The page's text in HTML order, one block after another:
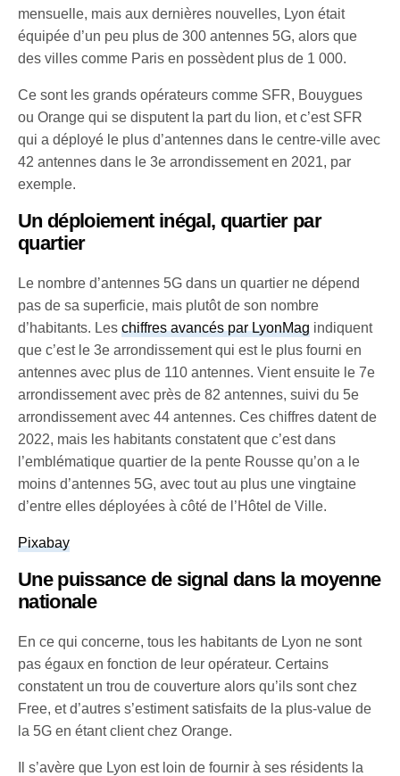
mensuelle, mais aux dernières nouvelles, Lyon était
équipée d’un peu plus de 300 antennes 5G, alors que
des villes comme Paris en possèdent plus de 1 000.
Ce sont les grands opérateurs comme SFR, Bouygues
ou Orange qui se disputent la part du lion, et c’est SFR
qui a déployé le plus d’antennes dans le centre-ville avec
42 antennes dans le 3e arrondissement en 2021, par
exemple.
Un déploiement inégal, quartier par
quartier
Le nombre d’antennes 5G dans un quartier ne dépend
pas de sa superficie, mais plutôt de son nombre
d’habitants. Leschiffres avancés par LyonMag indiquent
que c’est le 3e arrondissement qui est le plus fourni en
antennes avec plus de 110 antennes. Vient ensuite le 7e
arrondissement avec près de 82 antennes, suivi du 5e
arrondissement avec 44 antennes. Ces chiffres datent de
2022, mais les habitants constatent que c’est dans
l’emblématique quartier de la pente Rousse qu’on a le
moins d’antennes 5G, avec tout au plus une vingtaine
d’entre elles déployées à côté de l’Hôtel de Ville.
Pixabay
Une puissance de signal dans la moyenne
nationale
En ce qui concerne, tous les habitants de Lyon ne sont
pas égaux en fonction de leur opérateur. Certains
constatent un trou de couverture alors qu’ils sont chez
Free, et d’autres s’estiment satisfaits de la plus-value de
la 5G en étant client chez Orange.
Il s’avère que Lyon est loin de fournir à ses résidents la